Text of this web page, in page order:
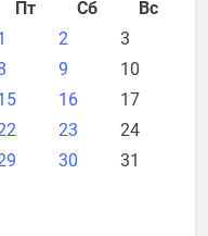
Пт Сб
Вс
2
3
9
10
16
17
23
24
30 31